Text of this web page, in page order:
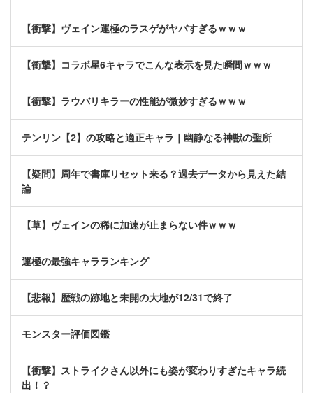
【衝撃】ヴェイン運極のラスゲがヤバすぎるｗｗｗ
【衝撃】コラボ星6キャラでこんな表示を見た瞬間ｗｗｗ
【衝撃】ラウバリキラーの性能が微妙すぎるｗｗｗ
テンリン【2】の攻略と適正キャラ｜幽静なる神獣の聖所
【疑問】周年で書庫リセット来る？過去データから見えた結
論
【草】ヴェインの稀に加速が止まらない件ｗｗｗ
運極の最強キャラランキング
【悲報】歴戦の跡地と未開の大地が12/31で終了
モンスター評価図鑑
【衝撃】ストライクさん以外にも姿が変わりすぎたキャラ続
出！？